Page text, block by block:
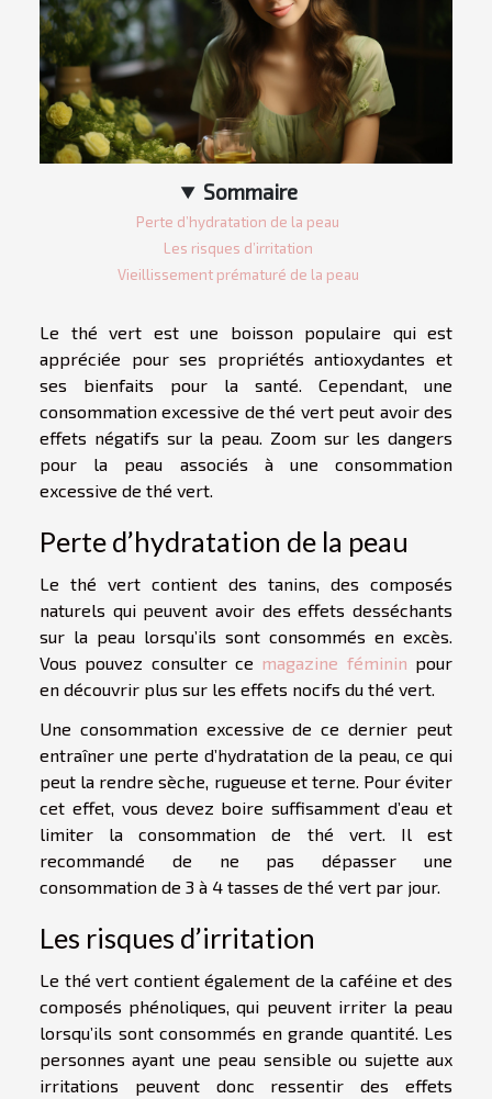
Sommaire
Perte d’hydratation de la peau
Les risques d’irritation
Vieillissement prématuré de la peau
Le thé vert est une boisson populaire qui est
appréciée pour ses propriétés antioxydantes et
ses bienfaits pour la santé. Cependant, une
consommation excessive de thé vert peut avoir des
effets négatifs sur la peau. Zoom sur les dangers
pour la peau associés à une consommation
excessive de thé vert.
Perte d’hydratation de la peau
Le thé vert contient des tanins, des composés
naturels qui peuvent avoir des effets desséchants
sur la peau lorsqu’ils sont consommés en excès.
Vous pouvez consulter ce magazine féminin pour
en découvrir plus sur les effets nocifs du thé vert.
Une consommation excessive de ce dernier peut
entraîner une perte d’hydratation de la peau, ce qui
peut la rendre sèche, rugueuse et terne. Pour éviter
cet effet, vous devez boire suffisamment d’eau et
limiter la consommation de thé vert. Il est
recommandé de ne pas dépasser une
consommation de 3 à 4 tasses de thé vert par jour.
Les risques d’irritation
Le thé vert contient également de la caféine et des
composés phénoliques, qui peuvent irriter la peau
lorsqu’ils sont consommés en grande quantité. Les
personnes ayant une peau sensible ou sujette aux
irritations peuvent donc ressentir des effets